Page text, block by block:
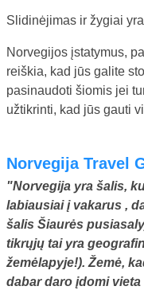
Slidinėjimas ir žygiai
Norvegijos įstatymus,
reiškia, kad jūs galite
pasinaudoti šiomis jei
užtikrinti, kad jūs gauti
Norvegija Travel
"Norvegija yra šalis,
labiausiai į vakarus ,
šalis Šiaurės
tikrųjų tai yra
žemėlapyje!). Žemė,
dabar daro įdomi